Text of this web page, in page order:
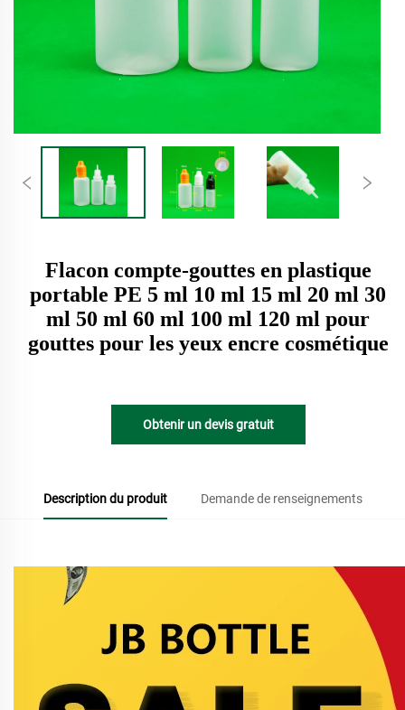
Flacon compte-gouttes en plastique
portable PE 5 ml 10 ml 15 ml 20 ml 30
ml 50 ml 60 ml 100 ml 120 ml pour
gouttes pour les yeux encre cosmétique
Obtenir un devis gratuit
Description du produit Demande de renseignements